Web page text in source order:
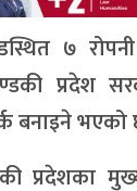
७
प्रदेश
बनाइने भएको
प्रदेशका